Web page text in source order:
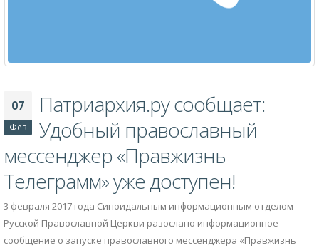
07
Фев
Патриархия.ру сообщает:
Удобный православный
мессенджер «Правжизнь
Телеграмм» уже доступен!
3 февраля 2017 года Синоидальным информационным отделом
Русской Православной Церкви разослано информационное
сообщение о запуске православного мессенджера «Правжизнь